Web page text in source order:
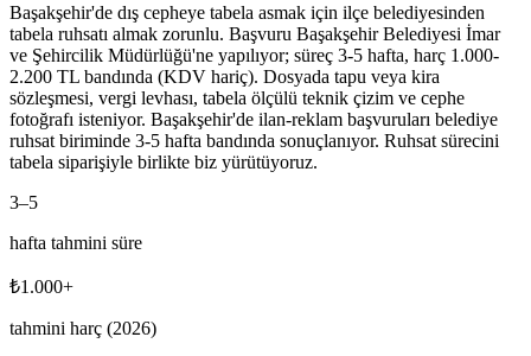
Başakşehir'de dış cepheye tabela asmak için ilçe belediyesinden
tabela ruhsatı almak zorunlu. Başvuru Başakşehir Belediyesi İmar
ve Şehircilik Müdürlüğü'ne yapılıyor; süreç 3-5 hafta, harç 1.000-
2.200 TL bandında (KDV hariç). Dosyada tapu veya kira
sözleşmesi, vergi levhası, tabela ölçülü teknik çizim ve cephe
fotoğrafı isteniyor. Başakşehir'de ilan-reklam başvuruları belediye
ruhsat biriminde 3-5 hafta bandında sonuçlanıyor. Ruhsat sürecini
tabela siparişiyle birlikte biz yürütüyoruz.
3–5
hafta tahmini süre
₺1.000+
tahmini harç (2026)